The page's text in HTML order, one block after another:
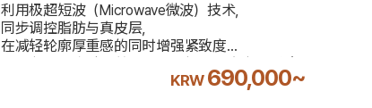
利用极超短波（Microwave微波）技术，
同步调控脂肪与真皮层，
在减轻轮廓厚重感的同时增强紧致度
KRW 690,000~